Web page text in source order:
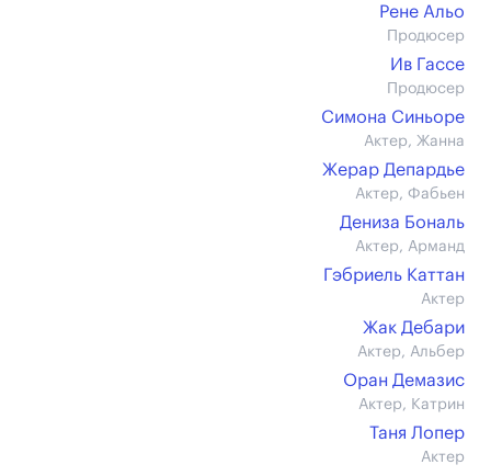
Рене Альо
Продюсер
Ив Гассе
Продюсер
Симона Синьоре
Актер, Жанна
Жерар Депардье
Актер, Фабьен
Дениза Бональ
Актер, Арманд
Гэбриель Каттан
Актер
Жак Дебари
Актер, Альбер
Оран Демазис
Актер, Катрин
Таня Лопер
Актер